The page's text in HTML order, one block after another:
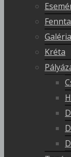
Galéria
Kréta